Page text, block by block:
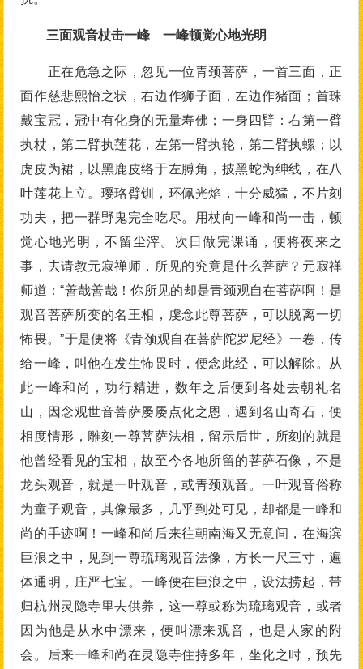
三面观音杖击一峰 一峰顿觉心地光明
正在危急之际，忽见一位青颈菩萨，一首三面，正
面作慈悲熙怡之状，右边作狮子面，左边作猪面；首珠
戴宝冠，冠中有化身的无量寿佛；一身四臂：右第一臂
执杖，第二臂执莲花，左第一臂执轮，第二臂执螺；以
虎皮为裙，以黑鹿皮络于左膊角，披黑蛇为绅线，在八
叶莲花上立。璎珞臂钏，环佩光焰，十分威猛，不片刻
功夫，把一群野鬼完全吃尽。用杖向一峰和尚一击，顿
觉心地光明，不留尘滓。次日做完课诵，便将夜来之
事，去请教元寂禅师，所见的究竟是什么菩萨？元寂禅
师道：“善哉善哉！你所见的却是青颈观自在菩萨啊！是
观音菩萨所变的名王相，虔念此尊菩萨，可以脱离一切
怖畏。”于是便将《青颈观自在菩萨陀罗尼经》一卷，传
给一峰，叫他在发生怖畏时，便念此经，可以解除。从
此一峰和尚，功行精进，数年之后便到各处去朝礼名
山，因念观世音菩萨屡屡点化之恩，遇到名山奇石，便
相度情形，雕刻一尊菩萨法相，留示后世，所刻的就是
他曾经看见的宝相，故至今各地所留的菩萨石像，不是
龙头观音，就是一叶观音，或青颈观音。一叶观音俗称
为童子观音，其像最多，几乎到处可见，却都是一峰和
尚的手迹啊！一峰和尚后来往朝南海又无意间，在海滨
巨浪之中，见到一尊琉璃观音法像，方长一尺三寸，遍
体通明，庄严七宝。一峰便在巨浪之中，设法捞起，带
归杭州灵隐寺里去供养，这一尊或称为琉璃观音，或者
因为他是从水中漂来，便叫漂来观音，也是人家的附
会。后来一峰和尚在灵隐寺住持多年，坐化之时，预先